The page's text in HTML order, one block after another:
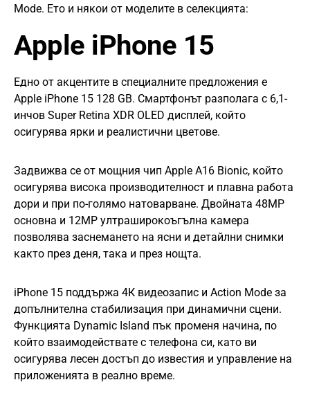
Mode. Ето и някои от моделите в селекцията:
Apple iPhone 15
Едно от акцентите в специалните предложения е
Apple iPhone 15 128 GB. Смартфонът разполага с 6,1-
инчов Super Retina XDR OLED дисплей, който
осигурява ярки и реалистични цветове.
Задвижва се от мощния чип Apple A16 Bionic, който
осигурява висока производителност и плавна работа
дори и при по-голямо натоварване. Двойната 48MP
основна и 12MP ултраширокоъгълна камера
позволява заснемането на ясни и детайлни снимки
както през деня, така и през нощта.
iPhone 15 поддържа 4К видеозапис и Action Mode за
допълнителна стабилизация при динамични сцени.
Функцията Dynamic Island пък променя начина, по
който взаимодействате с телефона си, като ви
осигурява лесен достъп до известия и управление на
приложенията в реално време.